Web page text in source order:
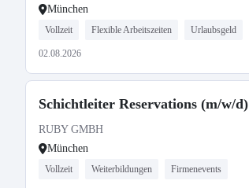
München
Vollzeit Flexible Arbeitszeiten Urlaubsgeld
02.08.2026
Schichtleiter Reservations (m/w/d)
RUBY GMBH
München
Vollzeit Weiterbildungen Firmenevents